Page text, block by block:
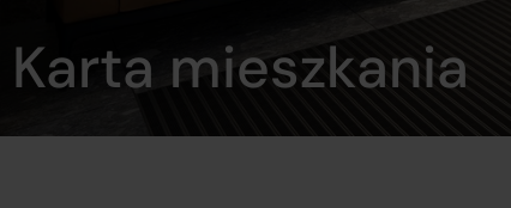
Karta mieszkania